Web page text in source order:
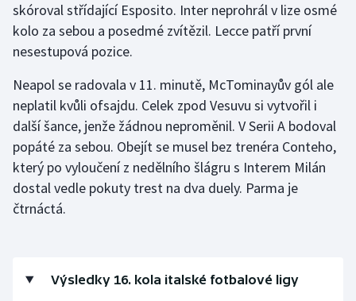
Golf
Gymnastika
Házená
Jezdectví
Judo
Krasobruslení
Lyže a snowboard
skóroval střídající Esposito. Inter neprohrál v lize osmé
kolo za sebou a posedmé zvítězil. Lecce patří první
nesestupová pozice.
Neapol se radovala v 11. minutě, McTominayův gól ale
neplatil kvůli ofsajdu. Celek zpod Vesuvu si vytvořil i
další šance, jenže žádnou neproměnil. V Serii A bodoval
popáté za sebou. Obejít se musel bez trenéra Conteho,
který po vyloučení z nedělního šlágru s Interem Milán
dostal vedle pokuty trest na dva duely. Parma je
čtrnáctá.
Výsledky 16. kola italské fotbalové ligy